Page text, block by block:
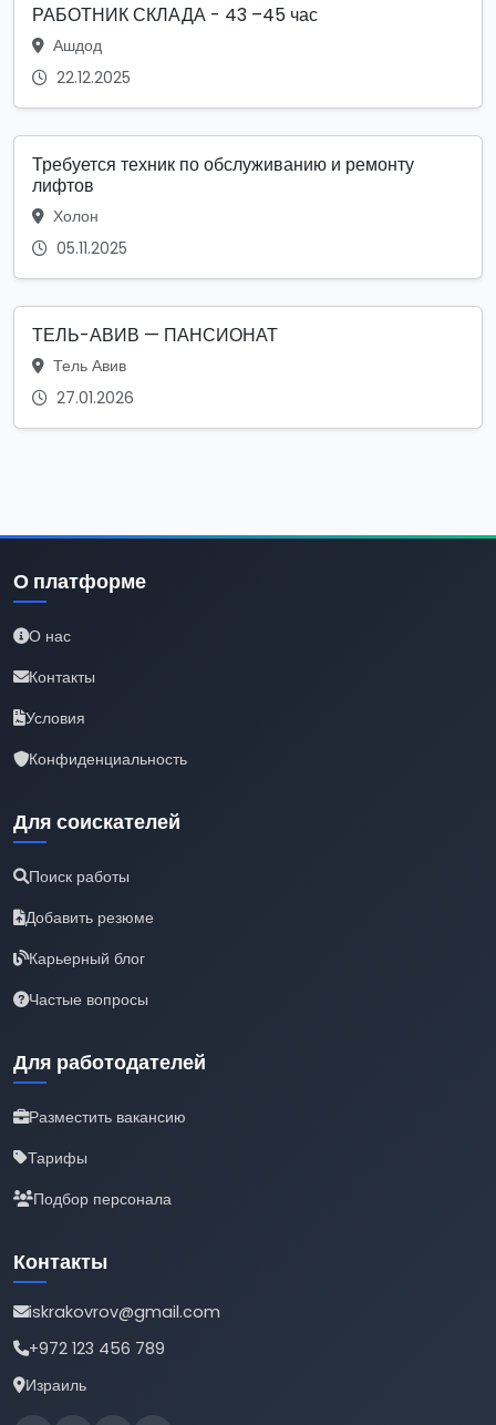
РАБОТНИК СКЛАДА - 43 –45 час
Ашдод
22.12.2025
Требуется техник по обслуживанию и ремонту
лифтов
Холон
05.11.2025
ТЕЛЬ-АВИВ — ПАНСИОНАТ
Тель Авив
27.01.2026
О платформе
О нас
Контакты
Условия
Конфиденциальность
Для соискателей
Поиск работы
Добавить резюме
Карьерный блог
Частые вопросы
Для работодателей
Разместить вакансию
Тарифы
Подбор персонала
Контакты
iskrakovrov@gmail.com
+972 123 456 789
Израиль